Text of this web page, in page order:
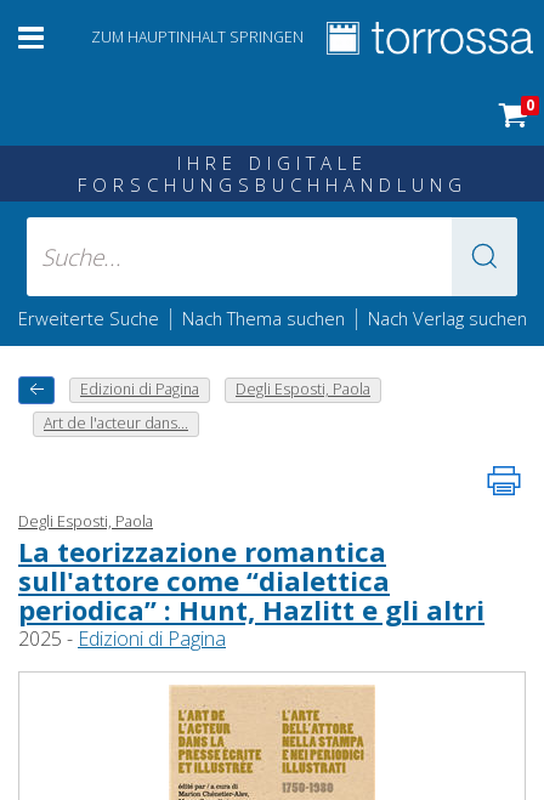
ZUM HAUPTINHALT SPRINGEN
0
IHRE DIGITALE
FORSCHUNGSBUCHHANDLUNG
Erweiterte Suche | Nach Thema suchen | Nach Verlag suchen
Edizioni di Pagina
Degli Esposti, Paola
Art de l'acteur dans...
Degli Esposti, Paola
La teorizzazione romantica
sull'attore come “dialettica
periodica” : Hunt, Hazlitt e gli altri
2025 - Edizioni di Pagina